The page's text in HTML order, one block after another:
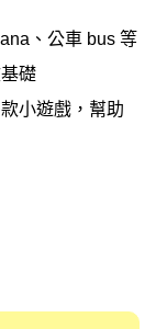
、公車 bus 等
礎
小遊戲，幫助